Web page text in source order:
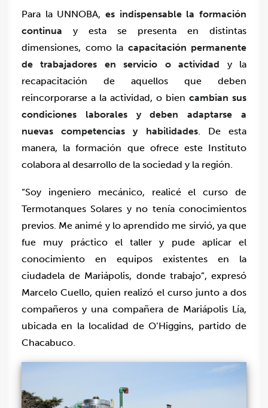
Para la UNNOBA, es indispensable la formación
continua y esta se presenta en distintas
dimensiones, como la capacitación permanente
de trabajadores en servicio o actividad y la
recapacitación de aquellos que deben
reincorporarse a la actividad, o bien cambian sus
condiciones laborales y deben adaptarse a
nuevas competencias y habilidades. De esta
manera, la formación que ofrece este Instituto
colabora al desarrollo de la sociedad y la región.
“Soy ingeniero mecánico, realicé el curso de
Termotanques Solares y no tenía conocimientos
previos. Me animé y lo aprendido me sirvió, ya que
fue muy práctico el taller y pude aplicar el
conocimiento en equipos existentes en la
ciudadela de Mariápolis, donde trabajo”, expresó
Marcelo Cuello, quien realizó el curso junto a dos
compañeros y una compañera de Mariápolis Lía,
ubicada en la localidad de O’Higgins, partido de
Chacabuco.